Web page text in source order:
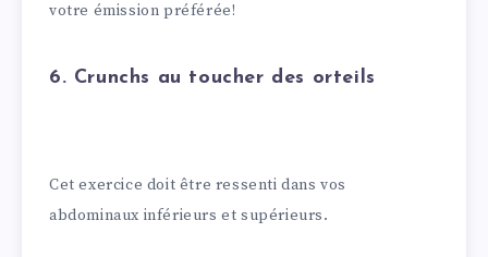
votre émission préférée!
6. Crunchs au toucher des orteils
Cet exercice doit être ressenti dans vos
abdominaux inférieurs et supérieurs.